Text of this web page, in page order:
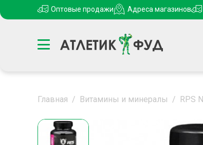
Оптовые продажи Адреса магазинов
Главная / Витамины и минералы / RPS